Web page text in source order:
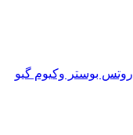
روتس بوستر وکیوم گیو